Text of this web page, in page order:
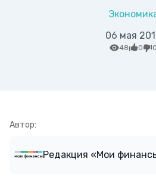
06 мая
48 0 0
Автор:
Редакция «Мои